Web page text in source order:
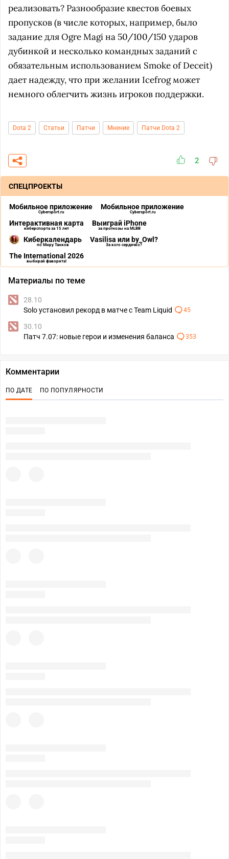
реализовать? Разнообразие квестов боевых
пропусков (в числе которых, например, было
задание для Ogre Magi на 50/100/150 ударов
дубинкой и несколько командных заданий с
обязательным использованием Smoke of Deceit)
дает надежду, что при желании Icefrog может
немного облегчить жизнь игроков поддержки.
Dota 2 Статьи Патчи Мнение Патчи Dota 2
2
СПЕЦПРОЕКТЫ
Мобильное приложение
Cybersport.ru
Мобильное приложение
Cybersport.ru
Интерактивная карта
киберспорта за 15 лет
Выиграй iPhone
за прогнозы на MLBB
Киберкалендарь
по Миру Танков
Vasilisa или by_Owl?
За кого сердечко?
The International 2026
выбирай фаворита!
Материалы по теме
28.10
Solo установил рекорд в матче с Team Liquid
45
30.10
Патч 7.07: новые герои и изменения баланса
353
Комментарии
ПО ДАТЕ ПО ПОПУЛЯРНОСТИ